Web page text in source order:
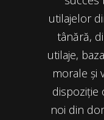
utilajelor
tânără,
utilaje,
morale și
dispoziție
noi din